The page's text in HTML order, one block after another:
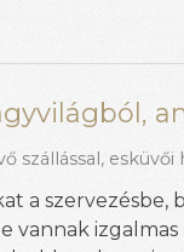
szállással, esküvői
a szervezésbe,
vannak